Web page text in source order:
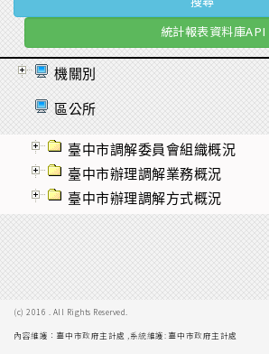
統計報表資料庫API
機關別
區公所
臺中市調解委員會組織概況
臺中市辦理調解業務概況
臺中市辦理調解方式概況
(c) 2016 . All Rights Reserved.
內容維護： 臺中市政府主計處 ,系統維護: 臺中市政府主計處